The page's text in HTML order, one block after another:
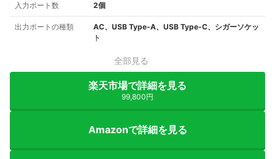
入力ポート数 2個
出力ポートの種類
AC、USB Type-A、USB Type-C、シガーソケッ
ト
全部見る
楽天市場で詳細を見る
99,800円
Amazonで詳細を見る